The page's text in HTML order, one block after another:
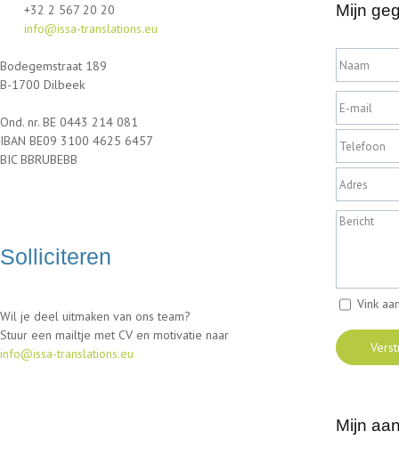
+32 2 567 20 20
info@issa-translations.eu
Bodegemstraat 189
B-1700 Dilbeek
Ond. nr. BE 0443 214 081
IBAN BE09 3100 4625 6457
BIC BBRUBEBB
Solliciteren
Wil je deel uitmaken van ons team?
Stuur een mailtje met CV en motivatie naar
info@issa-translations.eu
Mijn
Vink
Mijn